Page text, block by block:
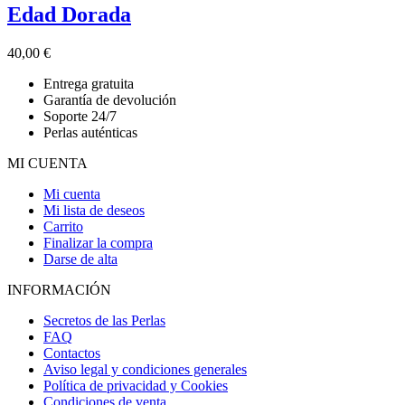
Edad Dorada
40,00 €
Entrega gratuita
Garantía de devolución
Soporte 24/7
Perlas auténticas
MI CUENTA
Mi cuenta
Mi lista de deseos
Carrito
Finalizar la compra
Darse de alta
INFORMACIÓN
Secretos de las Perlas
FAQ
Contactos
Aviso legal y condiciones generales
Política de privacidad y Cookies
Condiciones de venta